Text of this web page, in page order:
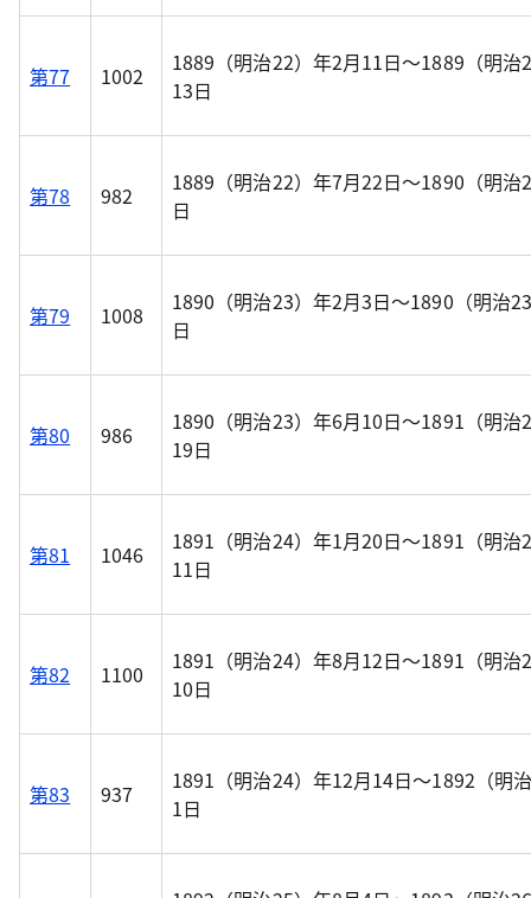
第77 1002
1889（明治22）年2月11日～1889（明治
13日
第78 982
1889（明治22）年7月22日～1890（明治
日
第79 1008
1890（明治23）年2月3日～1890（明治
日
第80 986
1890（明治23）年6月10日～1891（明治
19日
第81 1046
1891（明治24）年1月20日～1891（明治
11日
第82 1100
1891（明治24）年8月12日～1891（明治
10日
第83 937
1891（明治24）年12月14日～1892（明
1日